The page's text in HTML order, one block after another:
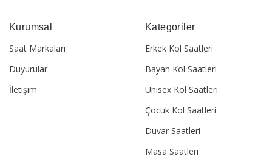
Kurumsal
Saat Markaları
Duyurular
İletişim
Kategoriler
Erkek Kol Saatleri
Bayan Kol Saatleri
Unisex Kol Saatleri
Çocuk Kol Saatleri
Duvar Saatleri
Masa Saatleri